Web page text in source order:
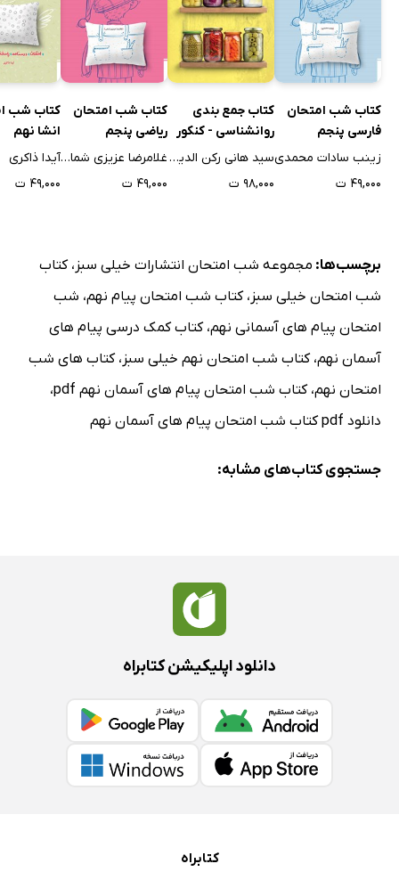
کتاب شب امتحان
فارسی پنجم
زینب سادات محمدی
۴۹,۰۰۰ ت
کتاب جمع بندی
روانشناسی - کنکور
سید هانی رکن الدینی
۹۸,۰۰۰ ت
کتاب شب امتحان
ریاضی پنجم
غلامرضا عزیزی شمامی
۴۹,۰۰۰ ت
کتاب شب
انشا نهم
آیدا ذاکری
۴۹,۰۰۰ ت
برچسب‌ها: مجموعه شب امتحان انتشارات خیلی سبز ،کتاب
شب امتحان خیلی سبز ،کتاب شب امتحان پیام نهم، شب
امتحان پیام های آسمانی نهم،کتاب کمک درسی پیام های
آسمان نهم،کتاب شب امتحان نهم خیلی سبز ،کتاب های شب
امتحان نهم،کتاب شب امتحان پیام های آسمان نهم pdf
،
دانلود pdf کتاب شب امتحان پیام های آسمان نهم
جستجوی کتاب‌های مشابه:
دانلود اپلیکیشن کتابراه
کتابراه